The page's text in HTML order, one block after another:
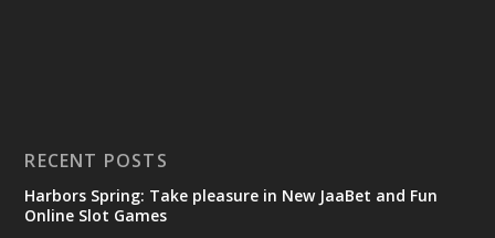
RECENT POSTS
Harbors Spring: Take pleasure in New JaaBet and Fun
Online Slot Games